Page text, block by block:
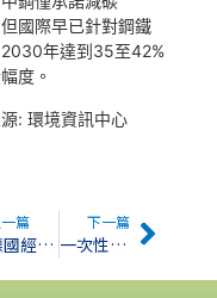
國際早已針對鋼鐵
年達到35至42%
度。
: 環境資訊中心
一篇
德國經濟成長趨緩期間碳排放量創70年來新低
下一篇
一次性塑膠Out！ Google減塑挑戰賽創意大比拚